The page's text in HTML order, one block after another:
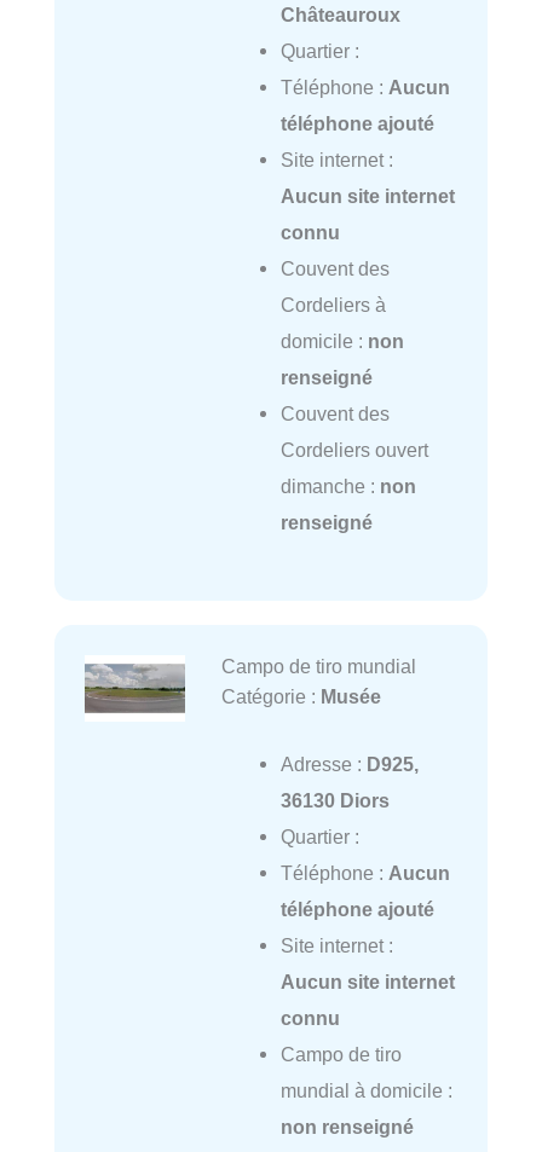
Châteauroux
Quartier :
Téléphone : Aucun
téléphone ajouté
Site internet :
Aucun site internet
connu
Couvent des
Cordeliers à
domicile : non
renseigné
Couvent des
Cordeliers ouvert
dimanche : non
renseigné
Campo de tiro mundial
Catégorie : Musée
Adresse : D925,
36130 Diors
Quartier :
Téléphone : Aucun
téléphone ajouté
Site internet :
Aucun site internet
connu
Campo de tiro
mundial à domicile :
non renseigné